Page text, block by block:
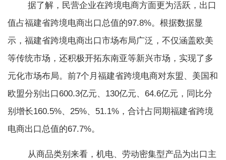
据了解，民营企业在跨境电商方面更为活跃，出口
值占福建省跨境电商出口总值的97.8%。根据数据显
示，福建省跨境电商出口市场布局广泛，不仅涵盖欧美
等传统市场，还积极开拓东南亚等新兴市场，实现了多
元化市场布局。前7个月福建省跨境电商对东盟、美国和
欧盟分别出口600.3亿元、130亿元、64.6亿元，同比分
别增长160.5%、25%、51.1%，合计占同期福建省跨境
电商出口总值的67.7%。
从商品类别来看，机电、劳动密集型产品为出口主